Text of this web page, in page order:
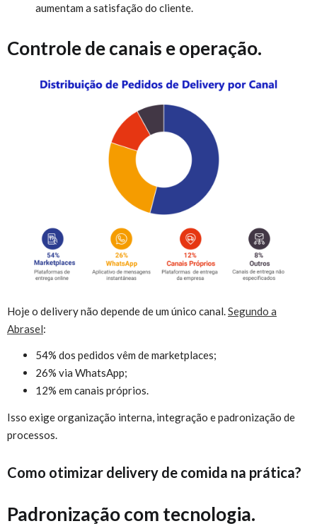
aumentam a satisfação do cliente.
Controle de canais e operação.
Hoje o delivery não depende de um único canal.Segundo a
Abrasel:
54% dos pedidos vêm de marketplaces;
26% via WhatsApp;
12% em canais próprios.
Isso exige organização interna, integração e padronização de
processos.
Como otimizar delivery de comida na prática?
Padronização com tecnologia.